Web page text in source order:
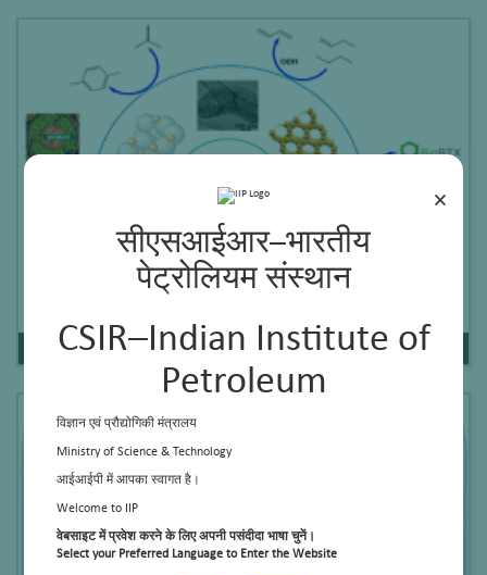
×
सीएसआईआर–भारतीय
पेट्रोलियम संस्थान
CSIR–Indian Institute of
Petroleum
विज्ञान एवं प्रौद्योगिकी मंत्रालय
Ministry of Science & Technology
आईआईपी में आपका स्वागत है।
Welcome to IIP
वेबसाइट में प्रवेश करने के लिए अपनी पसंदीदा भाषा चुनें।
Select your Preferred Language to Enter the Website
Processes for Petrochemicals